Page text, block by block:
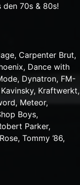
den 70s & 80s!
Carpenter Brut,
Dance with
Dynatron, FM-
Kraftwerkt,
Meteor,
Boys,
Parker,
Tommy ’86,